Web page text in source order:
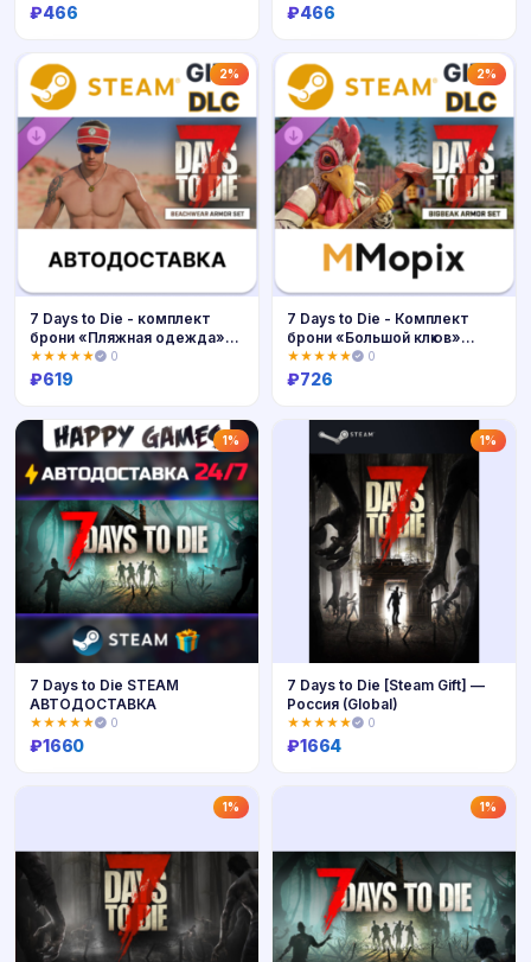
₽466 ₽466
2%
Купить
7 Days to Die - комплект
брони «Пляжная одежда»
STEAM DLC
★★★★★ 0
₽619
2%
7 Days to Die - Комплект
брони «Большой клюв»
STEAM DLC
★★★★★ 0
₽726
1%
7 Days to Die STEAM
АВТОДОСТАВКА
★★★★★ 0
₽1660
1%
7 Days to Die [Steam Gift] —
Россия (Global)
★★★★★ 0
₽1664
1% 1%